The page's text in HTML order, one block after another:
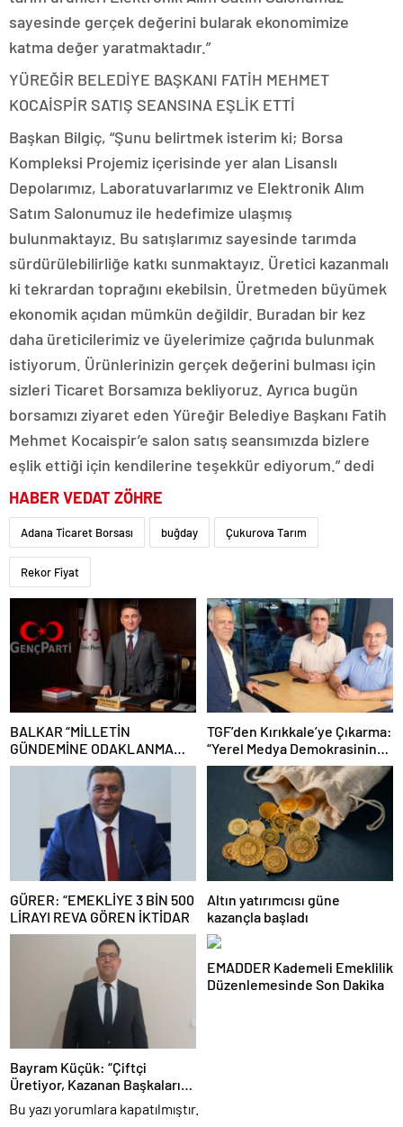
sayesinde gerçek değerini bularak ekonomimize
katma değer yaratmaktadır.”
YÜREĞİR BELEDİYE BAŞKANI FATİH MEHMET
KOCAİSPİR SATIŞ SEANSINA EŞLİK ETTİ
Başkan Bilgiç, “Şunu belirtmek isterim ki; Borsa
Kompleksi Projemiz içerisinde yer alan Lisanslı
Depolarımız, Laboratuvarlarımız ve Elektronik Alım
Satım Salonumuz ile hedefimize ulaşmış
bulunmaktayız. Bu satışlarımız sayesinde tarımda
sürdürülebilirliğe katkı sunmaktayız. Üretici kazanmalı
ki tekrardan toprağını ekebilsin. Üretmeden büyümek
ekonomik açıdan mümkün değildir. Buradan bir kez
daha üreticilerimiz ve üyelerimize çağrıda bulunmak
istiyorum. Ürünlerinizin gerçek değerini bulması için
sizleri Ticaret Borsamıza bekliyoruz. Ayrıca bugün
borsamızı ziyaret eden Yüreğir Belediye Başkanı Fatih
Mehmet Kocaispir’e salon satış seansımızda bizlere
eşlik ettiği için kendilerine teşekkür ediyorum.” dedi
HABER VEDAT ZÖHRE
Adana Ticaret Borsası buğday Çukurova Tarım
Rekor Fiyat
BALKAR “MİLLETİN
GÜNDEMİNE ODAKLANMA
ZAMANIDIR”
TGF’den Kırıkkale’ye Çıkarma:
“Yerel Medya Demokrasinin
Güvencesidir”
GÜRER: “EMEKLİYE 3 BİN 500
LİRAYI REVA GÖREN İKTİDAR
Altın yatırımcısı güne
kazançla başladı
Bayram Küçük: “Çiftçi
Üretiyor, Kazanan Başkaları
Oluyor”
EMADDER Kademeli Emeklilik
Düzenlemesinde Son Dakika
Bu yazı yorumlara kapatılmıştır.